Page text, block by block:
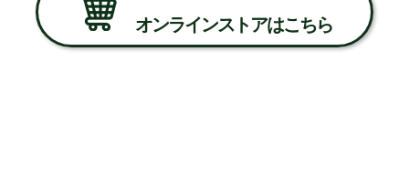
オンラインストアはこちら